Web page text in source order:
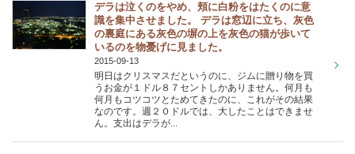
デラは泣くのをやめ、頬に白粉をはたくのに意
識を集中させました。 デラは窓辺に立ち、灰色
の裏庭にある灰色の塀の上を灰色の猫が歩いて
いるのを物憂げに見ました。
2015-09-13
明日はクリスマスだというのに、ジムに贈り物を買
うお金が１ドル８７セントしかありません。何月も
何月もコツコツとためてきたのに、これがその結果
なのです。週２０ドルでは、大したことはできませ
ん。支出はデラが...